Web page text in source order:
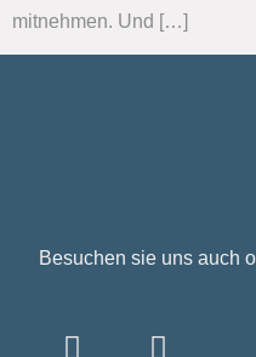
mitnehmen. Und […]
Besuchen sie uns auch